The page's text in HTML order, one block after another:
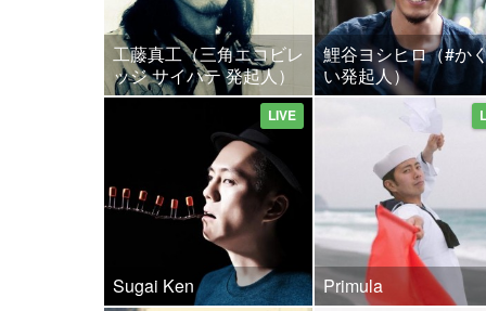
工藤真工（三角エコビレ
ッジ サイハテ 発起人）
鯉谷ヨシヒロ（#か
い発起人）
Sugai Ken
LIVE
Primula